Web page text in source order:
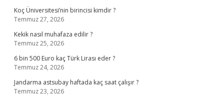
Koç Üniversitesi’nin birincisi kimdir ?
Temmuz 27, 2026
Kekik nasıl muhafaza edilir ?
Temmuz 25, 2026
6 bin 500 Euro kaç Türk Lirası eder ?
Temmuz 24, 2026
Jandarma astsubay haftada kaç saat çalışır ?
Temmuz 23, 2026